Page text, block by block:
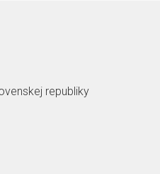
republiky